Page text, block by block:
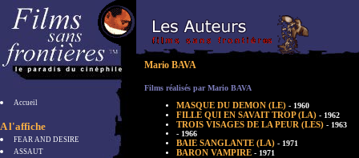
Accueil
A l'affiche
FEAR AND DESIRE
ASSAUT
Mario BAVA
Films réalisés par Mario BAVA
MASQUE DU DEMON (LE) - 1960
FILLE QUI EN SAVAIT TROP (LA) - 1962
TROIS VISAGES DE LA PEUR (LES) - 1963
- 1966
BAIE SANGLANTE (LA) - 1971
BARON VAMPIRE - 1971